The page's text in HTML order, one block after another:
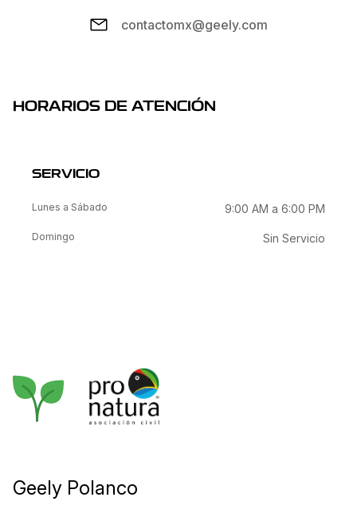
contactomx@geely.com
HORARIOS DE ATENCIÓN
SERVICIO
Lunes a Sábado 9:00 AM a 6:00 PM
Domingo Sin Servicio
Geely Polanco